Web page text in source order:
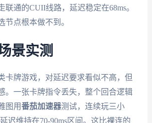
联通的CUII线路，延迟稳定在68ms。
节点根本做不到。
景实测
卡牌游戏，对延迟要求看似不高，但
。一张卡牌指令丢失，整个回合逻辑
图用番茄加速器测试，连续玩三小
迟维持在70-90ms区间。这比裸连的